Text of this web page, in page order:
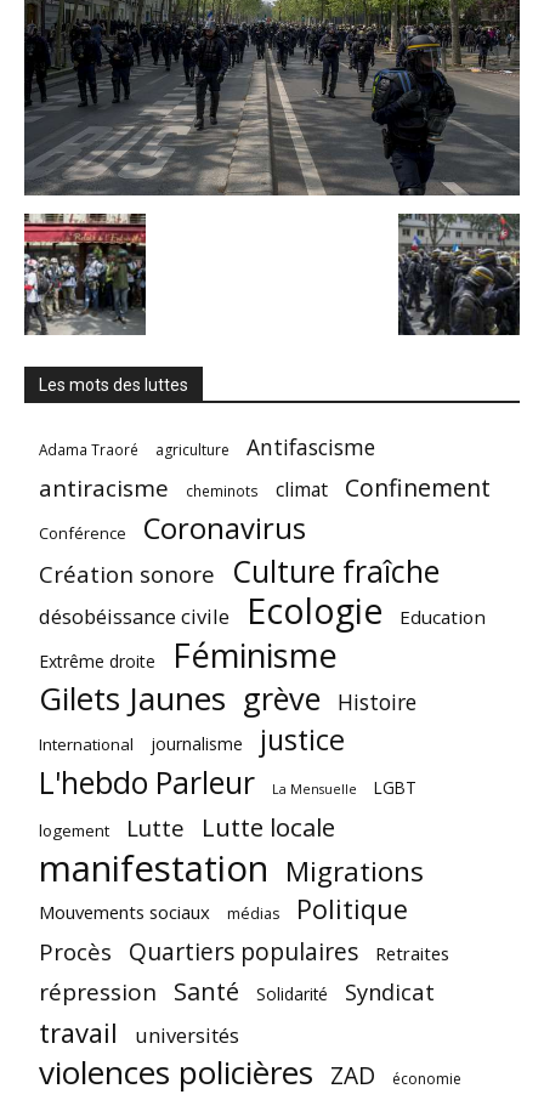
Les mots des luttes
Adama Traoré agriculture Antifascisme
antiracisme cheminots climat Confinement
Conférence Coronavirus
Création sonore Culture fraîche
désobéissance civile Ecologie Education
Extrême droite Féminisme
Gilets Jaunes grève Histoire
International journalisme justice
L'hebdo Parleur La Mensuelle
LGBT
logement
Lutte Lutte locale
manifestation Migrations
Mouvements sociaux médias Politique
Procès Quartiers populaires Retraites
répression Santé Solidarité Syndicat
travail universités
violences policières ZAD économie